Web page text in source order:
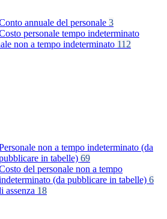
annuale del personale 3
personale tempo indeterminato
non a tempo indeterminato 112
non a tempo indeterminato (da
in tabelle) 69
del personale non a tempo
(da pubblicare in tabelle) 6
assenza 18